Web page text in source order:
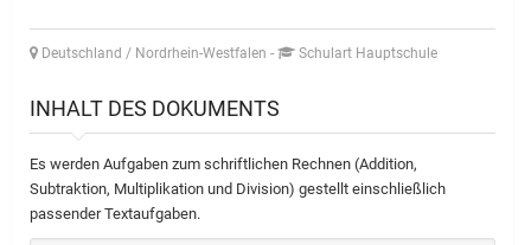
Deutschland / Nordrhein-Westfalen - Schulart Hauptschule
INHALT DES DOKUMENTS
Es werden Aufgaben zum schriftlichen Rechnen (Addition,
Subtraktion, Multiplikation und Division) gestellt einschließlich
passender Textaufgaben.